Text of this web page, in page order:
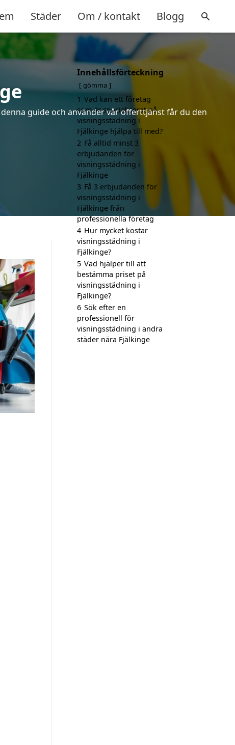
Städer Om / kontakt Blogg
guide och använder vår offerttjänst får du den
Innehållsförteckning
gömma
1 Vad kan ett företag
som är specialiserat på
visningsstädning i
Fjälkinge hjälpa till med?
2 Få alltid minst 3
erbjudanden för
visningsstädning i
Fjälkinge
3 Få 3 erbjudanden för
visningsstädning i
Fjälkinge från
professionella företag
4 Hur mycket kostar
visningsstädning i
Fjälkinge?
5 Vad hjälper till att
bestämma priset på
visningsstädning i
Fjälkinge?
6 Sök efter en
professionell för
visningsstädning i andra
städer nära Fjälkinge